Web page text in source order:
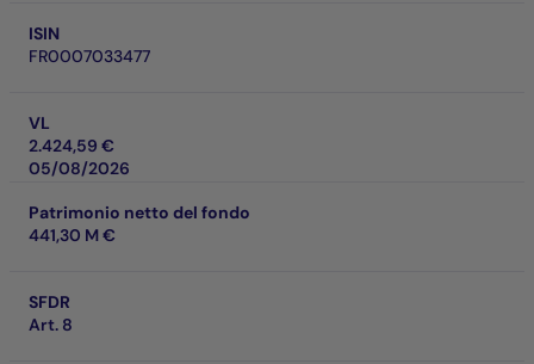
ISIN
FR0007033477
VL
2.424,59 €
05/08/2026
Patrimonio netto del fondo
441,30 M €
SFDR
Art. 8